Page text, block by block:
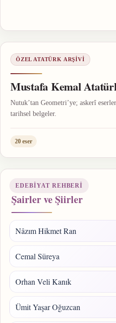
ÖZEL ATATÜRK ARŞIVI
Mustafa Kemal
Nutuk’tan Geometri’ye; askerî
tarihsel belgeler.
20 eser
EDEBIYAT REHBERI
Şairler ve Şiirler
Nâzım Hikmet Ran
Cemal Süreya
Orhan Veli Kanık
Ümit Yaşar Oğuzcan